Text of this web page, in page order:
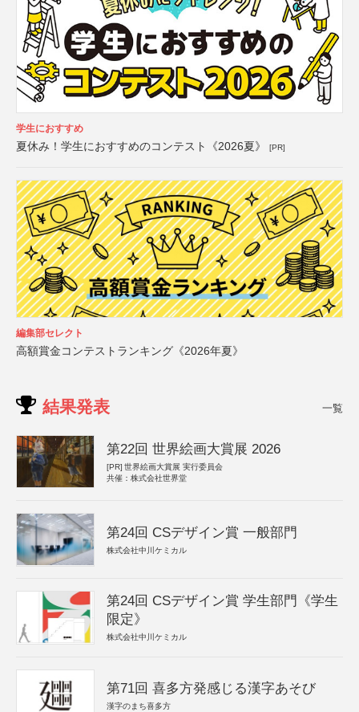
学生におすすめ
夏休み！学生におすすめのコンテスト《2026夏》 [PR]
編集部セレクト
高額賞金コンテストランキング《2026年夏》
結果発表 一覧
第22回 世界絵画大賞展 2026
[PR] 世界絵画大賞展 実行委員会
共催：株式会社世界堂
第24回 CSデザイン賞 一般部門
株式会社中川ケミカル
第24回 CSデザイン賞 学生部門《学生
限定》
株式会社中川ケミカル
第71回 喜多方発感じる漢字あそび
漢字のまち喜多方